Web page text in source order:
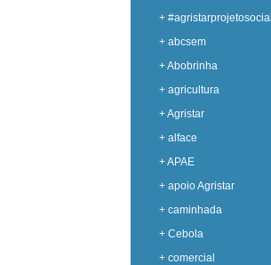
+ #agristarprojetosocial
+ abcsem
+ Abobrinha
+ agricultura
+ Agristar
+ alface
+ APAE
+ apoio Agristar
+ caminhada
+ Cebola
+ comercial